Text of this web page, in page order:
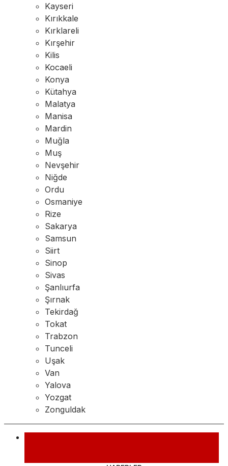
Kayseri
Kırıkkale
Kırklareli
Kırşehir
Kilis
Kocaeli
Konya
Kütahya
Malatya
Manisa
Mardin
Muğla
Muş
Nevşehir
Niğde
Ordu
Osmaniye
Rize
Sakarya
Samsun
Siirt
Sinop
Sivas
Şanlıurfa
Şırnak
Tekirdağ
Tokat
Trabzon
Tunceli
Uşak
Van
Yalova
Yozgat
Zonguldak